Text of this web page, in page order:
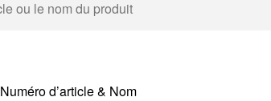
Numéro d’article & Nom